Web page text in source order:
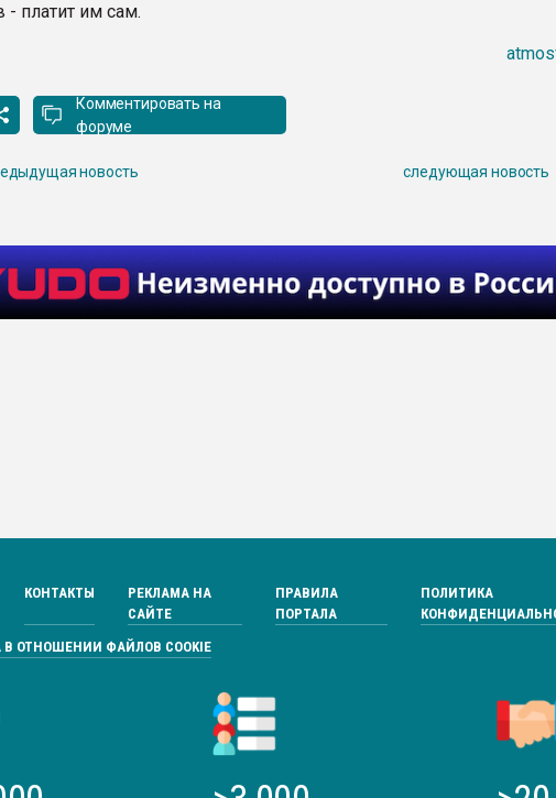
- платит им сам.
Комментировать на
форуме
новость следующая новость
КОНТАКТЫ
РЕКЛАМА НА
САЙТЕ
ПРАВИЛА
ПОРТАЛА
ПОЛИТИКА
ОТНОШЕНИИ ФАЙЛОВ COOKIE